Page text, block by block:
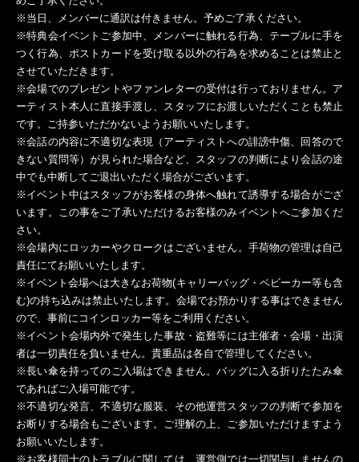
※当日、メンバーに通訳は付きません。予めご了承ください。
※特典会イベントご参加中、メンバーに触れる行為、テーブルに手を
つく行為、ポストカードを受け取る以外の行為を求めることは禁止と
させていただきます。
※会場でのプレゼントやファンレターの受付は行っておりません。ア
ーティスト本人に直接手渡し、スタッフにお渡しいただくことも禁止
です。ご持参いただかないようお願いいたします。
※会話の内容に不適切な表現（アーティストへの誹謗中傷、回答ので
きない質問等）が見られた場合など、スタッフの判断により会話の途
中でも中断してご退出いただく場合がございます。
※イベント中はスタッフがお客様の身体へ触れて誘導する場合がござ
います。この事をご了承いただけるお客様のみイベントへご参加くだ
さい。
※会場内にロッカーやクロークはございません。手荷物の管理は自己
責任にてお願いいたします。
※イベント会場へは大きなお荷物(キャリーバッグ・ベビーカー等も含
む)の持ち込みは禁止いたします。会場でお預かりする事はできません
ので、事前にコインロッカー等をご利用ください。
※イベント会場内外で発生した事故・盗難等には主催者・会場・出演
者は一切責任を負いません。貴重品は各自で管理してください。
※長い傘を持ってのご入場はできません。バッグに入る折りたたみ傘
であればご入場可能です。
※不適切な発言、不適切な服装、その他運営スタッフの判断で参加を
お断りする場合もございます。ご理解の上、ご参加いただけますよう
お願いいたします。
※お客様同士のトラブルに関しては、運営側では一切関与しませんの